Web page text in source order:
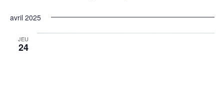
avril 2025
JEU
24